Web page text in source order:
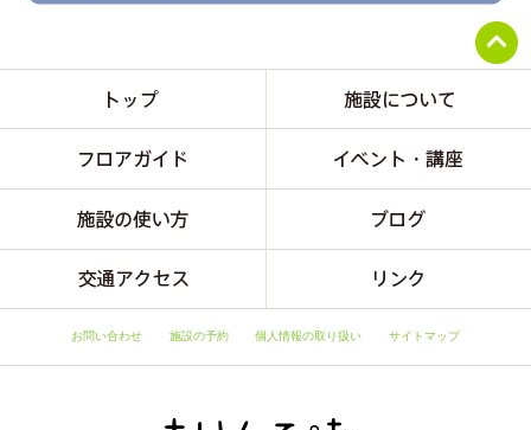
お問い合わせ 施設の予約 個人情報の取り扱い サイトマップ